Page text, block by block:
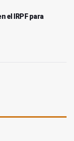
el IRPF para